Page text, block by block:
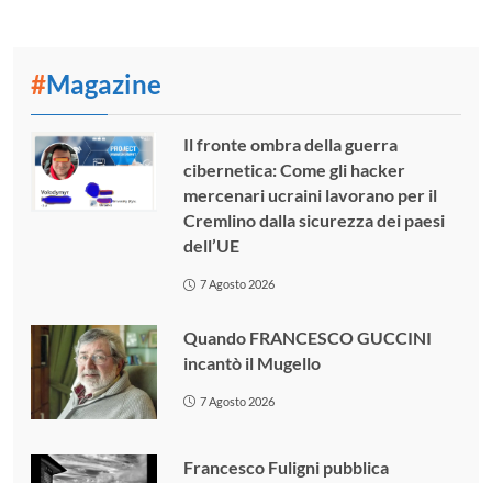
#Magazine
Il fronte ombra della guerra
cibernetica: Come gli hacker
mercenari ucraini lavorano per il
Cremlino dalla sicurezza dei paesi
dell’UE
7 Agosto 2026
Quando FRANCESCO GUCCINI
incantò il Mugello
7 Agosto 2026
Francesco Fuligni pubblica